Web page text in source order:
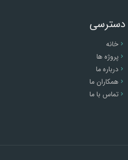
دسترسی
خانه
پروژه ها
درباره ما
همکاران ما
تماس با ما